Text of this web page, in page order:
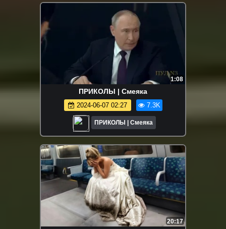
1:08
ПРИКОЛЫ | Смеяка
2024-06-07 02:27 7.3K
ПРИКОЛЫ | Смеяка
20:17